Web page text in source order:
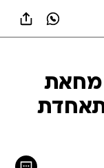
מחאת